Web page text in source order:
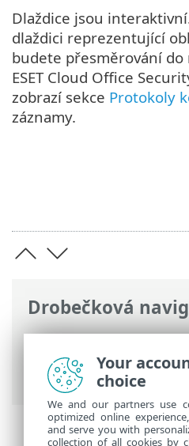
Drobečková
ESET Online nápověda
Office Security>
Office Security>
Dlaždice jsou
dlaždici reprezentující
budete přesměrování do
ESET Cloud Office
zobrazí sekce Protokoly
záznamy.
Your
choice
We and our partners use
optimized online
and serve you with
collection of all cookies by